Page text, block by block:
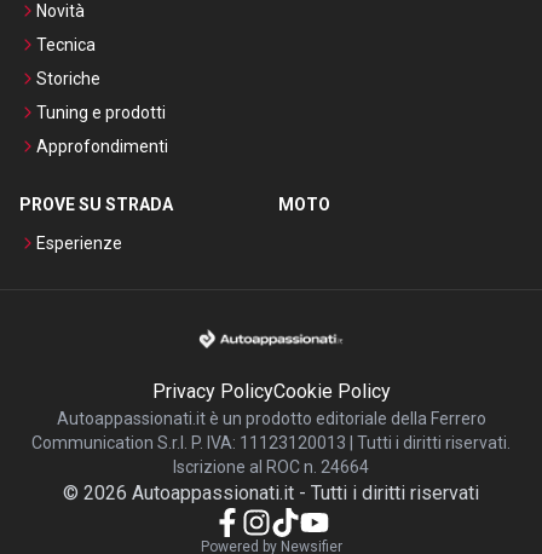
Novità
Tecnica
Storiche
Tuning e prodotti
Approfondimenti
PROVE SU STRADA
Esperienze
MOTO
Privacy PolicyCookie Policy
Autoappassionati.it è un prodotto editoriale della Ferrero
Communication S.r.l. P. IVA: 11123120013 | Tutti i diritti riservati.
Iscrizione al ROC n. 24664
© 2026 Autoappassionati.it - Tutti i diritti riservati
Powered by Newsifier